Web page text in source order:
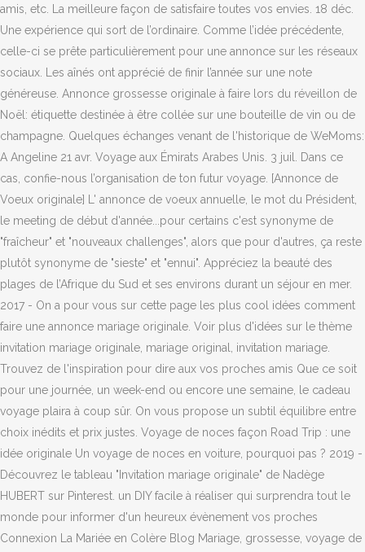
amis, etc. La meilleure façon de satisfaire toutes vos envies. 18 déc.
Une expérience qui sort de l’ordinaire. Comme l’idée précédente,
celle-ci se prête particulièrement pour une annonce sur les réseaux
sociaux. Les aînés ont apprécié de finir l’année sur une note
généreuse. Annonce grossesse originale à faire lors du réveillon de
Noël: étiquette destinée à être collée sur une bouteille de vin ou de
champagne. Quelques échanges venant de l'historique de WeMoms:
A Angeline 21 avr. Voyage aux Émirats Arabes Unis. 3 juil. Dans ce
cas, confie-nous l’organisation de ton futur voyage. [Annonce de
Voeux originale] L' annonce de voeux annuelle, le mot du Président,
le meeting de début d'année...pour certains c'est synonyme de
"fraîcheur" et "nouveaux challenges", alors que pour d'autres, ça reste
plutôt synonyme de "sieste" et "ennui". Appréciez la beauté des
plages de l’Afrique du Sud et ses environs durant un séjour en mer.
2017 - On a pour vous sur cette page les plus cool idées comment
faire une annonce mariage originale. Voir plus d'idées sur le thème
invitation mariage originale, mariage original, invitation mariage.
Trouvez de l'inspiration pour dire aux vos proches amis Que ce soit
pour une journée, un week-end ou encore une semaine, le cadeau
voyage plaira à coup sûr. On vous propose un subtil équilibre entre
choix inédits et prix justes. Voyage de noces façon Road Trip : une
idée originale Un voyage de noces en voiture, pourquoi pas ? 2019 -
Découvrez le tableau "Invitation mariage originale" de Nadège
HUBERT sur Pinterest. un DIY facile à réaliser qui surprendra tout le
monde pour informer d'un heureux évènement vos proches
Connexion La Mariée en Colère Blog Mariage, grossesse, voyage de